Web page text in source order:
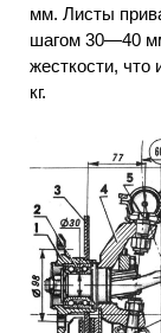
мм. Листы
шагом 30—40
жесткости, что
кг.